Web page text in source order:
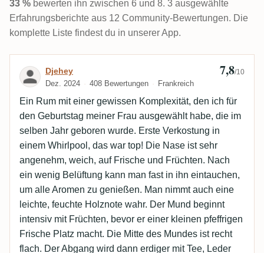
33 % bewerten ihn zwischen 6 und 8. 3 ausgewählte
Erfahrungsberichte aus 12 Community-Bewertungen. Die
komplette Liste findest du in unserer App.
Bewertung von Djehey
Djehey
Dez. 2024 408 Bewertungen Frankreich
7,8/10
Ein Rum mit einer gewissen Komplexität, den ich für
den Geburtstag meiner Frau ausgewählt habe, die im
selben Jahr geboren wurde. Erste Verkostung in
einem Whirlpool, das war top! Die Nase ist sehr
angenehm, weich, auf Frische und Früchten. Nach
ein wenig Belüftung kann man fast in ihn eintauchen,
um alle Aromen zu genießen. Man nimmt auch eine
leichte, feuchte Holznote wahr. Der Mund beginnt
intensiv mit Früchten, bevor er einer kleinen pfeffrigen
Frische Platz macht. Die Mitte des Mundes ist recht
flach. Der Abgang wird dann erdiger mit Tee, Leder